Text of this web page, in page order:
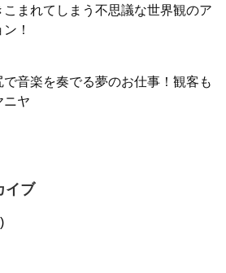
こまれてしまう不思議な世界観のア
！
で音楽を奏でる夢のお仕事！観客も
ニヤ
イブ